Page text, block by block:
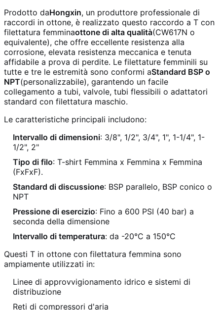
Prodotto daHongxin, un produttore professionale di
raccordi in ottone, è realizzato questo raccordo a T con
filettatura femminaottone di alta qualità(CW617N o
equivalente), che offre eccellente resistenza alla
corrosione, elevata resistenza meccanica e tenuta
affidabile a prova di perdite. Le filettature femminili su
tutte e tre le estremità sono conformi aStandard BSP o
NPT(personalizzabile), garantendo un facile
collegamento a tubi, valvole, tubi flessibili o adattatori
standard con filettatura maschio.
Le caratteristiche principali includono:
Intervallo di dimensioni: 3/8", 1/2", 3/4", 1", 1-1/4", 1-
1/2", 2"
Tipo di filo: T-shirt Femmina x Femmina x Femmina
(FxFxF).
Standard di discussione: BSP parallelo, BSP conico o
NPT
Pressione di esercizio: Fino a 600 PSI (40 bar) a
seconda della dimensione
Intervallo di temperatura: da -20°C a 150°C
Questi T in ottone con filettatura femmina sono
ampiamente utilizzati in:
Linee di approvvigionamento idrico e sistemi di
distribuzione
Reti di compressori d'aria